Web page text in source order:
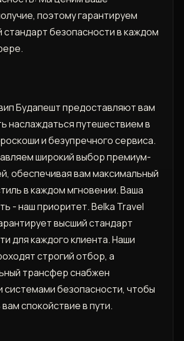
поэтому гарантируем
стандарт безопасности в каждом
Будапешт предоставляют вам
наслаждаться путешествием в
и безупречного сервиса.
широкий выбор премиум-
обеспечивая вам максимальный
в каждом мгновении. Ваша
- наш приоритет. Belka Travel
высший стандарт
для каждого клиента. Наши
строгий отбор, а
трансфер снабжен
безопасности, чтобы
спокойствие в пути.